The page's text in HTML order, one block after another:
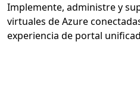
Implemente, administre y
virtuales de Azure
experiencia de portal